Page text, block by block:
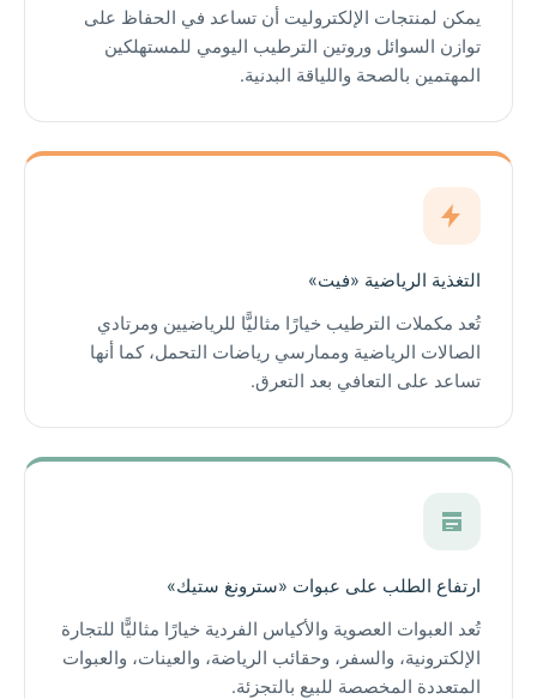
يمكن لمنتجات الإلكتروليت أن تساعد في الحفاظ على
توازن السوائل وروتين الترطيب اليومي للمستهلكين
المهتمين بالصحة واللياقة البدنية.
التغذية الرياضية «فيت»
تُعد مكملات الترطيب خيارًا مثاليًّا للرياضيين ومرتادي
الصالات الرياضية وممارسي رياضات التحمل، كما أنها
تساعد على التعافي بعد التعرق.
ارتفاع الطلب على عبوات «سترونغ ستيك»
تُعد العبوات العصوية والأكياس الفردية خيارًا مثاليًّا للتجارة
الإلكترونية، والسفر، وحقائب الرياضة، والعينات، والعبوات
المتعددة المخصصة للبيع بالتجزئة.